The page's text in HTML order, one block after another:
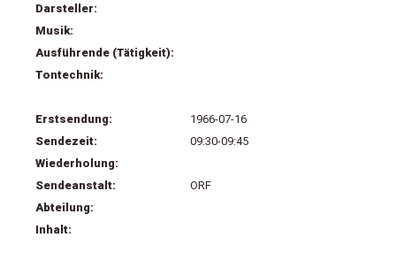
Darsteller:
Musik:
Ausführende (Tätigkeit):
Tontechnik:
Erstsendung:
1966-07-16
Sendezeit:
09:30-09:45
Wiederholung:
Sendeanstalt:
ORF
Abteilung:
Inhalt: